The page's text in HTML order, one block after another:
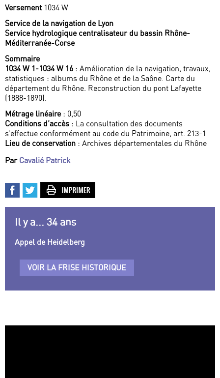
Versement1034 W
Service de la navigation de Lyon
Service hydrologique centralisateur du bassin Rhône-
Méditerranée-Corse
Sommaire
1034 W 1-1034 W 16 : Amélioration de la navigation, travaux,
statistiques : albums du Rhône et de la Saône. Carte du
département du Rhône. Reconstruction du pont Lafayette
(1888-1890).
Métrage linéaire: 0,50
Conditions d’accès : La consultation des documents
s’effectue conformément au code du Patrimoine, art. 213-1
Lieu de conservation : Archives départementales du Rhône
Par Cavalié Patrick
Il y a... 34 ans
Appel de Heidelberg
VOIR LA FRISE HISTORIQUE